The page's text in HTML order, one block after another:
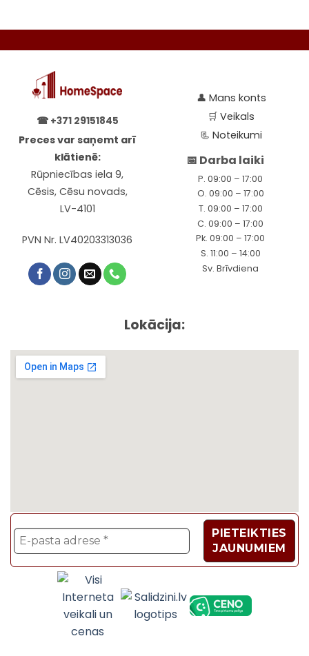
☎ +371 29151845
Preces var saņemt arī
klātienē:
Rūpniecības iela 9,
Cēsis, Cēsu novads,
LV-4101
PVN Nr. LV40203313036
👤 Mans konts
🛒Veikals
📃Noteikumi
📅 Darba laiki
P. 09:00 – 17:00
O. 09:00 – 17:00
T. 09:00 – 17:00
C. 09:00 – 17:00
Pk. 09:00 – 17:00
S. 11:00 – 14:00
Sv. Brīvdiena
Lokācija: